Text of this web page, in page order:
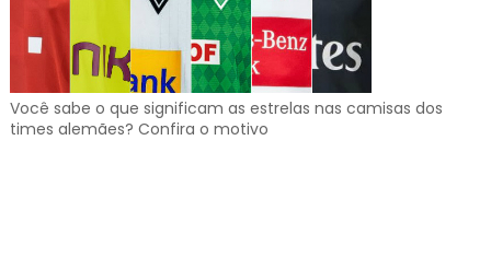
Você sabe o que significam as estrelas nas camisas dos
times alemães? Confira o motivo